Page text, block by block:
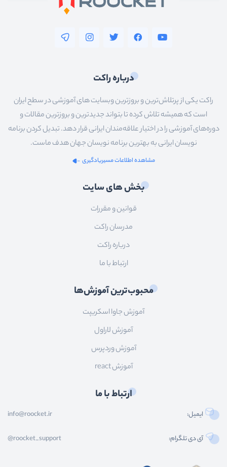
درباره راکت
راکت یکی از پرتلاش‌ترین و بروزترین وبسایت های آموزشی در سطح ایران
است که همیشه تلاش کرده تا بتواند جدیدترین و بروزترین مقالات و
دوره‌های آموزشی را در اختیار علاقه‌مندان ایرانی قرار دهد. تبدیل کردن برنامه
نویسان ایرانی به بهترین برنامه نویسان جهان هدف ماست.
مشاهده اطلاعات مسیریادگیری
بخش های سایت
قوانین و مقررات
مدرسان راکت
درباره راکت
ارتباط با ما
محبوب‌ترین آموزش‌ها
آموزش جاوا اسکریپت
آموزش لاراول
آموزش وردپرس
آموزش react
ارتباط با ما
ایمیل: info@roocket.ir
آی دی تلگرام: @roocket_support